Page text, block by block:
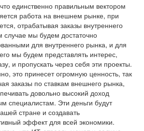
единственно правильным вектором
работа на внешнем рынке, при
отрабатывая заказы внутреннего
случае мы будем достаточно
для внутреннего рынка, и для
мы будем представлять интерес,
и пропускать через себя эти проекты.
это принесет огромную ценность, так
заказы по ставкам внешнего рынка,
довольно высокий доход
специалистам. Эти деньги будут
стране и создавать
эффект для всей экономики.